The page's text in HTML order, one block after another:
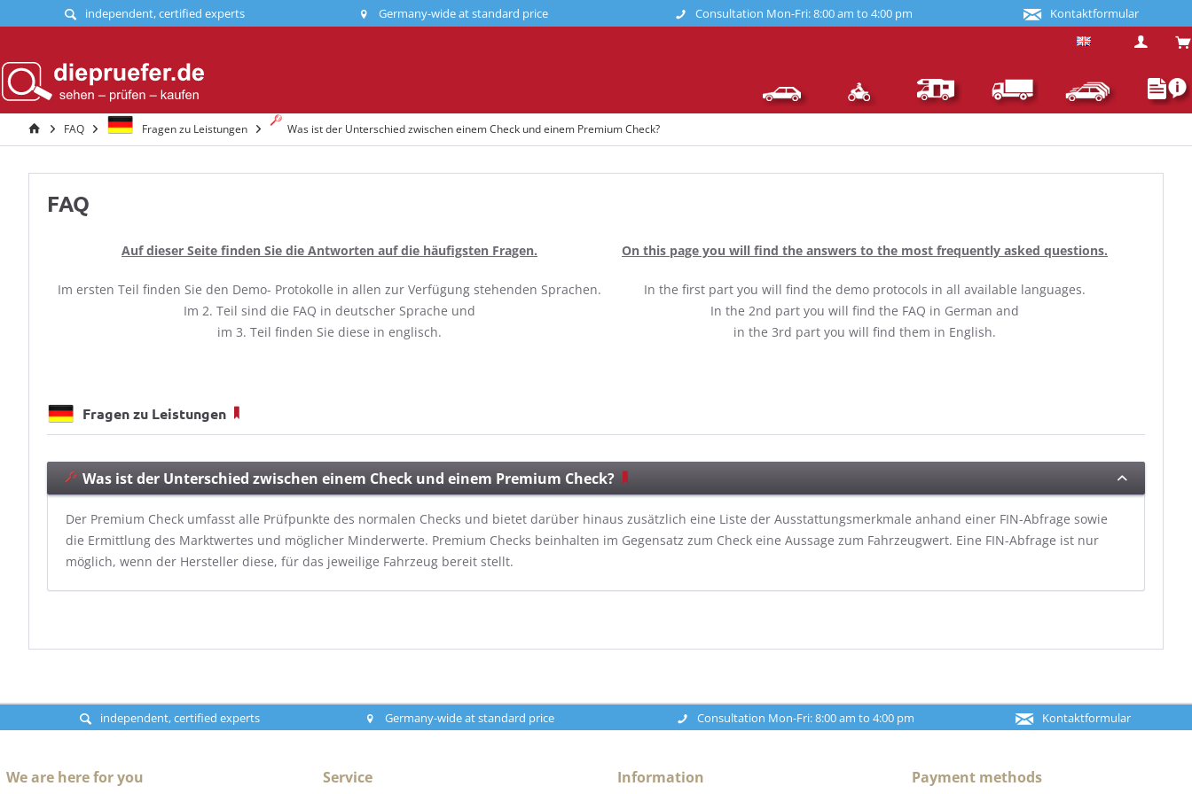
independent, certified experts Germany-wide at standard price Consultation Mon-Fri: 8:00 am to 4:00 pm Kontaktformular
FAQ Fragen zu Leistungen Was ist der Unterschied zwischen einem Check und einem Premium Check?
FAQ
Auf dieser Seite finden Sie die Antworten auf die häufigsten Fragen.
Im ersten Teil finden Sie den Demo- Protokolle in allen zur Verfügung stehenden Sprachen.
Im 2. Teil sind die FAQ in deutscher Sprache und
im 3. Teil finden Sie diese in englisch.
On this page you will find the answers to the most frequently asked questions.
In the first part you will find the demo protocols in all available languages.
In the 2nd part you will find the FAQ in German and
in the 3rd part you will find them in English.
Fragen zu Leistungen
Was ist der Unterschied zwischen einem Check und einem Premium Check?
Der Premium Check umfasst alle Prüfpunkte des normalen Checks und bietet darüber hinaus zusätzlich eine Liste der Ausstattungsmerkmale anhand einer FIN-Abfrage sowie
die Ermittlung des Marktwertes und möglicher Minderwerte. Premium Checks beinhalten im Gegensatz zum Check eine Aussage zum Fahrzeugwert. Eine FIN-Abfrage ist nur
möglich, wenn der Hersteller diese, für das jeweilige Fahrzeug bereit stellt.
independent, certified experts Germany-wide at standard price Consultation Mon-Fri: 8:00 am to 4:00 pm Kontaktformular
We are here for you Service Information Payment methods